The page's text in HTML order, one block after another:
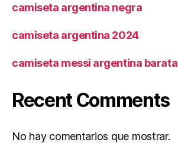
camiseta argentina negra
camiseta argentina 2024
camiseta messi argentina barata
Recent Comments
No hay comentarios que mostrar.